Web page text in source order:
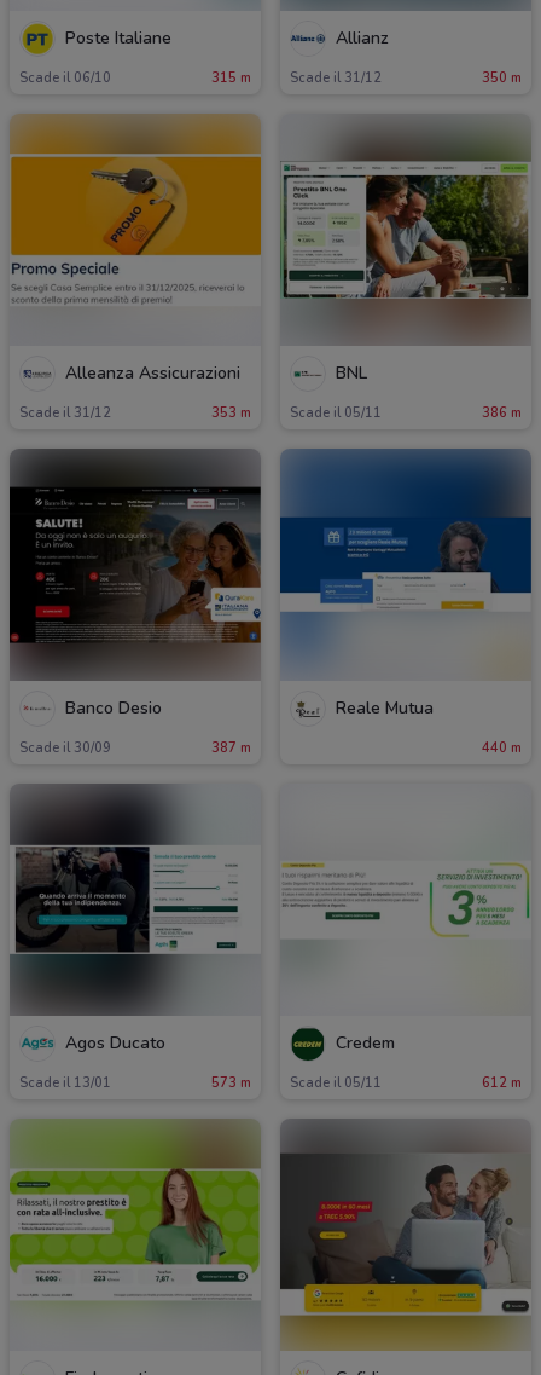
Poste Italiane
Scade il 06/10 315 m
Allianz
Scade il 31/12 350 m
Alleanza Assicurazioni
Scade il 31/12 353 m
BNL
Scade il 05/11 386 m
Banco Desio
Scade il 30/09 387 m
Reale Mutua
440 m
Agos Ducato
Scade il 13/01 573 m
Credem
Scade il 05/11 612 m